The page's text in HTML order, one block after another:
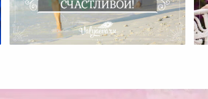
Сделай Меня Счастливой!